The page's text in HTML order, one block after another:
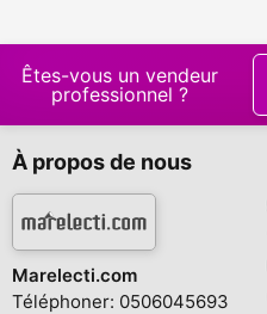
Êtes-vous un vendeur
professionnel ?
À propos de nous
Marelecti.com
Téléphoner: 0506045693